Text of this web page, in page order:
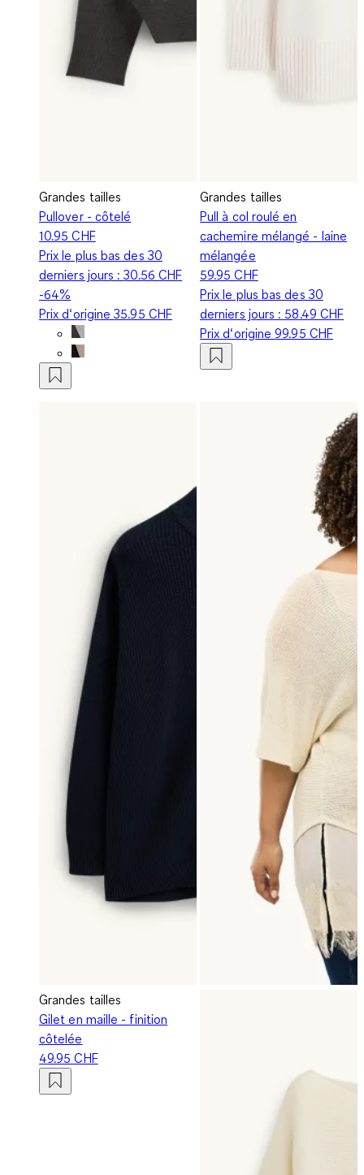
Grandes tailles
Pullover - côtelé
10.95 CHF
Prix le plus bas des 30
derniers jours :30.56 CHF
-64%
Prix d‘origine35.95 CHF
Grandes tailles
Pull à col roulé en
cachemire mélangé - laine
mélangée
59.95 CHF
Prix le plus bas des 30
derniers jours : 58.49 CHF
Prix d‘origine99.95 CHF
Grandes tailles
Gilet en maille - finition
côtelée
49.95 CHF